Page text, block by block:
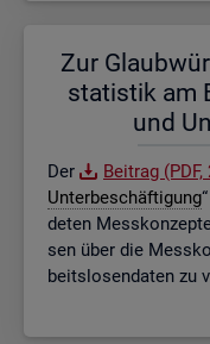
Zur
sta­tis­tik am
und
Der Bei­trag (PDF,
Un­ter­be­schäf­ti­gung
de­ten
sen über die
beits­lo­sen­da­ten zu